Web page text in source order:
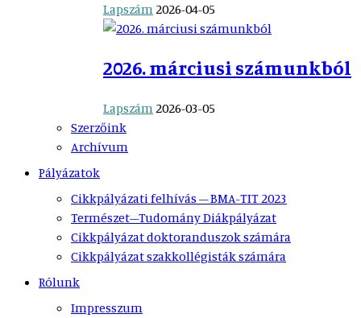
Lapszám2026-04-05
2026. márciusi számunkból
Lapszám2026-03-05
Szerzőink
Archívum
Pályázatok
Cikkpályázati felhívás – BMA-TIT 2023
Természet–Tudomány Diákpályázat
Cikkpályázat doktoranduszok számára
Cikkpályázat szakkollégisták számára
Rólunk
Impresszum